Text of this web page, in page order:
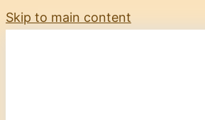
Skip to main content